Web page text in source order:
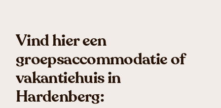
Vind hier een
groepsaccommodatie of
vakantiehuis in
Hardenberg: